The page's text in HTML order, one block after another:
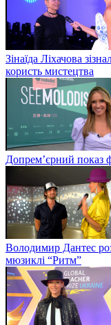
Зінаїда Ліхачова
користь мистецтва
Допрем’єрний показ
Володимир Дантес
мюзиклі “Ритм”